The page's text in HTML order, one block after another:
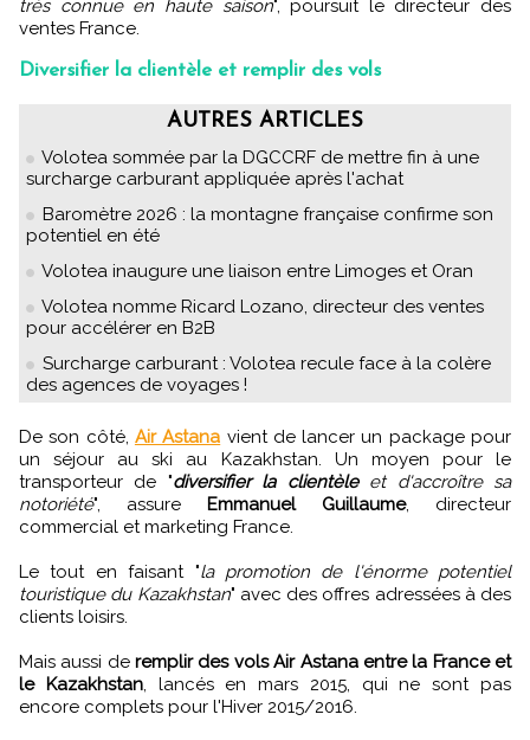
très connue en haute saison", poursuit le directeur des
ventes France.
Diversifier la clientèle et remplir des vols
AUTRES ARTICLES
Volotea sommée par la DGCCRF de mettre fin à une
surcharge carburant appliquée après l'achat
Baromètre 2026 : la montagne française confirme son
potentiel en été
Volotea inaugure une liaison entre Limoges et Oran
Volotea nomme Ricard Lozano, directeur des ventes
pour accélérer en B2B
Surcharge carburant : Volotea recule face à la colère
des agences de voyages !
De son côté, Air Astana vient de lancer un package pour
un séjour au ski au Kazakhstan. Un moyen pour le
transporteur de "diversifier la clientèleet d'accroître sa
notoriété", assure Emmanuel Guillaume, directeur
commercial et marketing France.
Le tout en faisant "la promotion de l'énorme potentiel
touristique du Kazakhstan" avec des offres adressées à des
clients loisirs.
Mais aussi deremplir des vols Air Astana entre la France et
le Kazakhstan, lancés en mars 2015, qui ne sont pas
encore complets pour l'Hiver 2015/2016.